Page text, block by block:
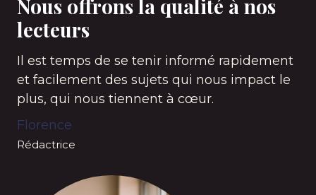
Nous offrons la qualité à nos
lecteurs
Il est temps de se tenir informé rapidement
et facilement des sujets qui nous impact le
plus, qui nous tiennent à cœur.
Florence
Rédactrice